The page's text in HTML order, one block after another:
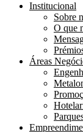
Institucional
Sobre
O que
Áreas